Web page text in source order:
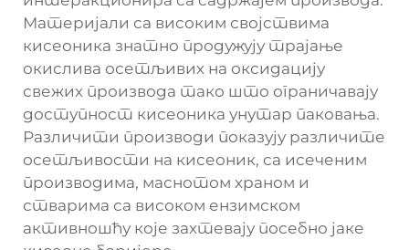
Материјали са високим својствима
кисеоника знатно продужују трајање
окислива осетљивих на оксидацију
свежих производа тако што ограничавају
доступност кисеоника унутар паковања.
Различити производи показују различите
осетљивости на кисеоник, са исеченим
производима, маснотом храном и
стварима са високом ензимском
активношћу које захтевају посебно јаке